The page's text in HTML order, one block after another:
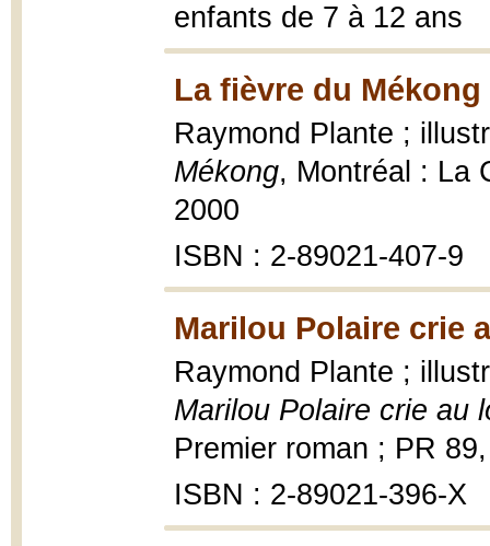
enfants de 7 à 12 ans
La fièvre du Mékong
Raymond Plante ;
Mékong, Montréal : La
2000
ISBN : 2-89021-407-9
Marilou Polaire crie
Raymond Plante ;
Marilou Polaire crie au
Premier roman ; PR
ISBN : 2-89021-396-X